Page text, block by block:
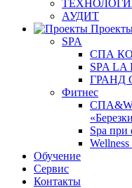
АУДИТ
SPA
СПА
SPA LA
ГРАНД
Фитнес
Spa при
Обучение
Сервис
Контакты